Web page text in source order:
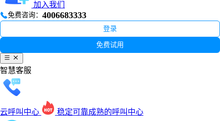
加入我们
免费咨询： 4006683333
登录
免费试用
智慧客服
云呼叫中心 稳定可靠成熟的呼叫中心